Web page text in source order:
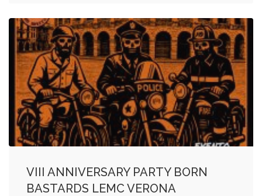
VIII ANNIVERSARY PARTY BORN
BASTARDS LEMC VERONA